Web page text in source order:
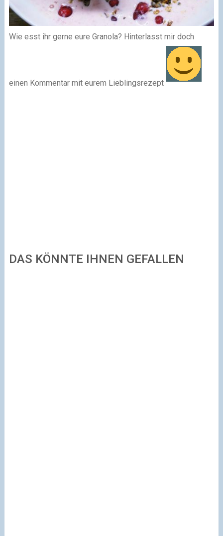
Wie esst ihr gerne eure Granola? Hinterlasst mir doch
einen Kommentar mit eurem Lieblingsrezept
DAS KÖNNTE IHNEN GEFALLEN